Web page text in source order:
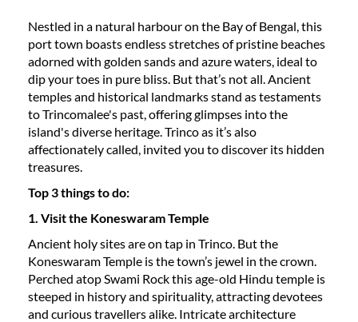
Nestled in a natural harbour on the Bay of Bengal, this
port town boasts endless stretches of pristine beaches
adorned with golden sands and azure waters, ideal to
dip your toes in pure bliss. But that’s not all. Ancient
temples and historical landmarks stand as testaments
to Trincomalee's past, offering glimpses into the
island's diverse heritage. Trinco as it’s also
affectionately called, invited you to discover its hidden
treasures.
Top 3 things to do:
1. Visit the Koneswaram Temple
Ancient holy sites are on tap in Trinco. But the
Koneswaram Temple is the town’s jewel in the crown.
Perched atop Swami Rock this age-old Hindu temple is
steeped in history and spirituality, attracting devotees
and curious travellers alike. Intricate architecture